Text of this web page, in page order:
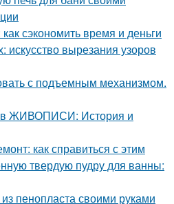
сэкономить время и деньги
искусство вырезания узоров
с подъемным механизмом.
ЖИВОПИСИ: История и
как справиться с этим
твердую пудру для ванны:
пенопласта своими руками